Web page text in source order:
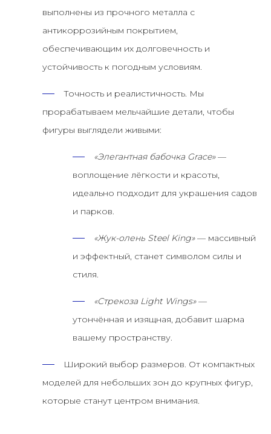
выполнены из прочного металла с
антикоррозийным покрытием,
обеспечивающим их долговечность и
устойчивость к погодным условиям.
Точность и реалистичность. Мы
прорабатываем мельчайшие детали, чтобы
фигуры выглядели живыми:
«Элегантная бабочка Grace»—
воплощение лёгкости и красоты,
идеально подходит для украшения садов
и парков.
«Жук-олень Steel King»— массивный
и эффектный, станет символом силы и
стиля.
«Стрекоза Light Wings»—
утончённая и изящная, добавит шарма
вашему пространству.
Широкий выбор размеров. От компактных
моделей для небольших зон до крупных фигур,
которые станут центром внимания.